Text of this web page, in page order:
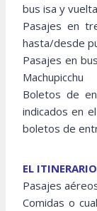
bus isa y
Pasajes en
hasta/desde
Pasajes en
Machupicchu
Boletos de
indicados en
boletos de
EL
Pasajes
Comidas o